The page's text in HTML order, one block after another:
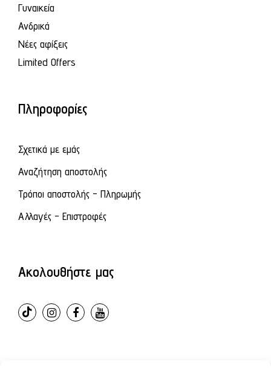
Γυναικεία
Ανδρικά
Νέες αφίξεις
Limited Offers
Πληροφορίες
Σχετικά με εμάς
Αναζήτηση αποστολής
Τρόποι αποστολής - Πληρωμής
Αλλαγές - Επιστροφές
Ακολουθήστε μας